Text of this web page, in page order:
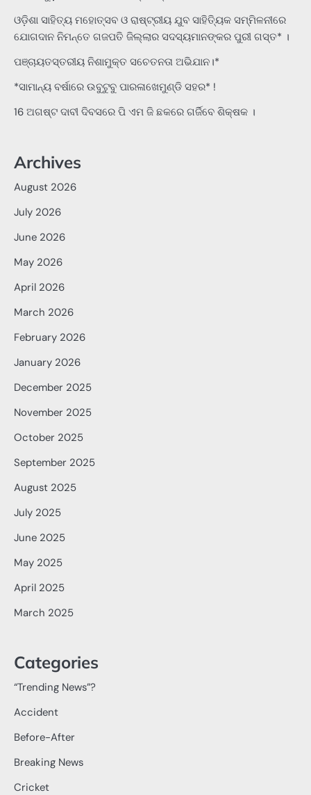
ଓଡ଼ିଶା ସାହିତ୍ୟ ମହୋତ୍ସବ ଓ ରାଷ୍ଟ୍ରୀୟ ଯୁବ ସାହିତ୍ୟିକ ସମ୍ମିଳନୀରେ
ଯୋଗଦାନ ନିମନ୍ତେ ଗଜପତି ଜିଲ୍ଲାର ସଦସ୍ୟମାନଙ୍କର ପୁରୀ ଗସ୍ତ* ।
ପଞ୍ଚାୟତସ୍ତରୀୟ ନିଶାମୁକ୍ତ ସଚେତନତା ଅଭିଯାନ।*
*ସାମାନ୍ୟ ବର୍ଷାରେ ଉବୁଟୁବୁ ପାରଳାଖେମୁଣ୍ଡି ସହର* !
16 ଅଗଷ୍ଟ ଦାବୀ ଦିବସରେ ପି ଏମ ଜି ଛକରେ ଗର୍ଜିବେ ଶିକ୍ଷକ ।
Archives
August 2026
July 2026
June 2026
May 2026
April 2026
March 2026
February 2026
January 2026
December 2025
November 2025
October 2025
September 2025
August 2025
July 2025
June 2025
May 2025
April 2025
March 2025
Categories
“Trending News”?
Accident
Before-After
Breaking News
Cricket